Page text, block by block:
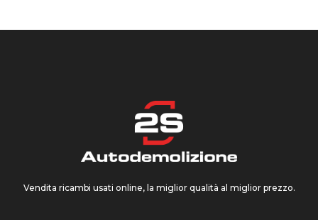
Vendita ricambi usati online, la miglior qualità al miglior prezzo.